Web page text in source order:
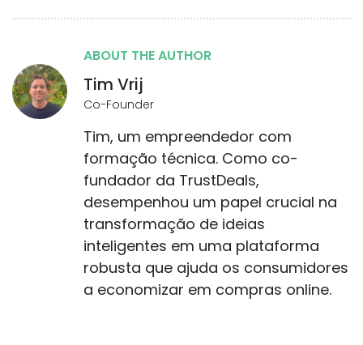
ABOUT THE AUTHOR
Tim Vrij
Co-Founder
Tim, um empreendedor com
formação técnica. Como co-
fundador da TrustDeals,
desempenhou um papel crucial na
transformação de ideias
inteligentes em uma plataforma
robusta que ajuda os consumidores
a economizar em compras online.